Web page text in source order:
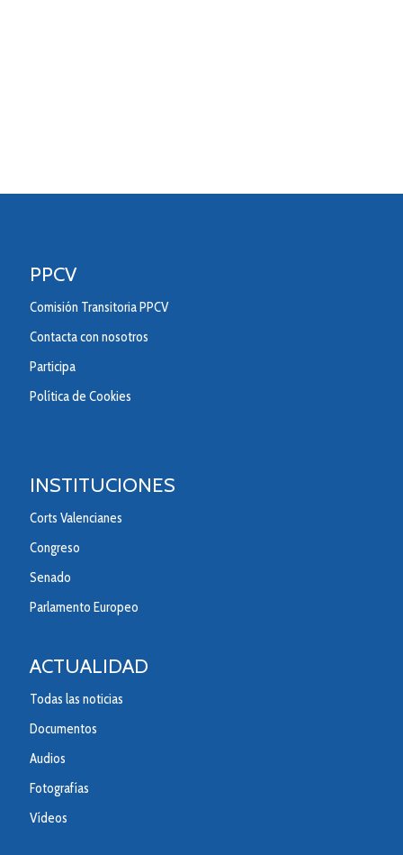
PPCV
Comisión Transitoria PPCV
Contacta con nosotros
Participa
Política de Cookies
INSTITUCIONES
Corts Valencianes
Congreso
Senado
Parlamento Europeo
ACTUALIDAD
Todas las noticias
Documentos
Audios
Fotografías
Vídeos